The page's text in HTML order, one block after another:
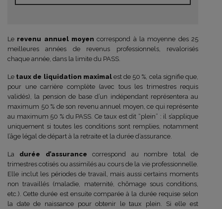
Le revenu annuel moyen correspond à la moyenne des 25
meilleures années de revenus professionnels, revalorisés
chaque année, dans la limite du PASS.
Le taux de liquidation maximalest de 50 %, cela signifie que,
pour une carrière complète (avec tous les trimestres requis
validés), la pension de base d’un indépendant représentera au
maximum 50 % de son revenu annuel moyen, ce qui représente
au maximum 50 % du PASS. Ce taux est dit “plein” : il s’applique
uniquement si toutes les conditions sont remplies, notamment
l’âge légal de départ à la retraite et la durée d’assurance.
La durée d’assurance correspond au nombre total de
trimestres cotisés ou assimilés au cours de la vie professionnelle.
Elle inclut les périodes de travail, mais aussi certains moments
non travaillés (maladie, maternité, chômage sous conditions,
etc.). Cette durée est ensuite comparée à la durée requise selon
la date de naissance pour obtenir le taux plein. Si elle est